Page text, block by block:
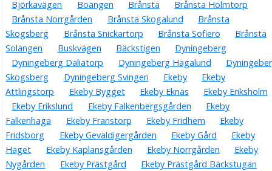
Björkavägen Boängen Brånsta
Brånsta Holmtorp
Brånsta Norrgården
Brånsta Skogalund
Brånsta
Skogsberg
Brånsta Snickartorp Brånsta Sofiero
Brånsta
Solängen
Buskvägen Bäckstigen
Dyningeberg
Dyningeberg Daliatorp
Dyningeberg Hagalund
Skogsberg
Dyningeberg Svingen Ekeby
Ekeby
Attlingstorp
Ekeby Bygget Ekeby Eknäs
Ekeby Eriksholm
Ekeby Erikslund
Ekeby Falkenbergsgården
Ekeby
Falkenhaga
Ekeby Franstorp Ekeby Fridhem
Ekeby
Fridsborg
Ekeby Gevaldigergården Ekeby Gård
Ekeby
Haget
Ekeby Kaplansgården Ekeby Norrgården
Ekeby
Nygården
Ekeby Prästgård
Ekeby Prästgård Bäckstugan